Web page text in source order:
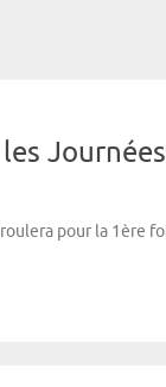
les
pour la 1ère